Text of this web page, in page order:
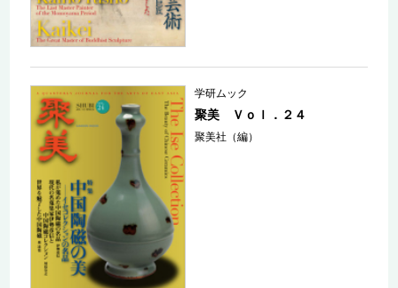
学研ムック
聚美 Ｖｏｌ．２４
聚美社（編）